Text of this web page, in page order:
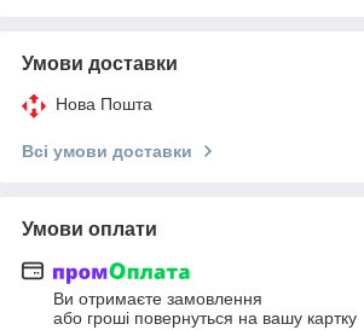
Умови доставки
Нова Пошта
Всі умови доставки
Умови оплати
Ви отримаєте замовлення
або гроші повернуться на вашу картку